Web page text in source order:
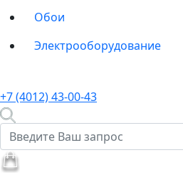
Обои
Электрооборудование
+7 (4012) 43-00-43